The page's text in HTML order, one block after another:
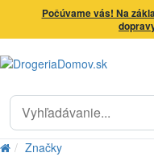
Počúvame vás! Na
Značky